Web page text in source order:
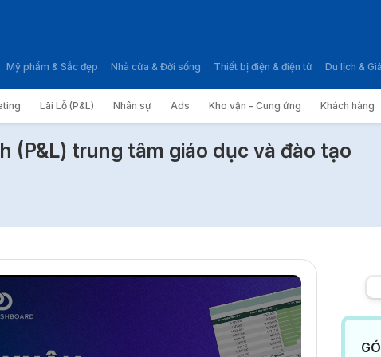
Lãi Lỗ (P&L) Nhân sự Ads Kho vận - Cung ứng Khách hàng
Mỹ phẩm & Sắc đẹp Nhà cửa & Đời sống Thiết bị điện & điện tử Du lịch &
doanh (P&L) trung tâm giáo dục và đào tạo
(P&L) trung tâm giáo dục và đào tạo